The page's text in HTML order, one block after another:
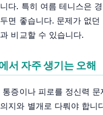
다. 특히 여름 테니스은
면 좋습니다. 문제가 없
비교할 수 있습니다.
서 자주 생기는 오해
증이나 피로를 정신력
지와 별개로 다뤄야 합니